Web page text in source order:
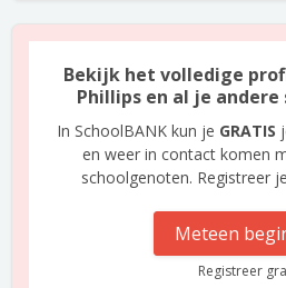
Bekijk het volledige
Phillips en al je
In SchoolBANK kun je GRATIS
en weer in contact komen
schoolgenoten. Registreer
Meteen
Registreer